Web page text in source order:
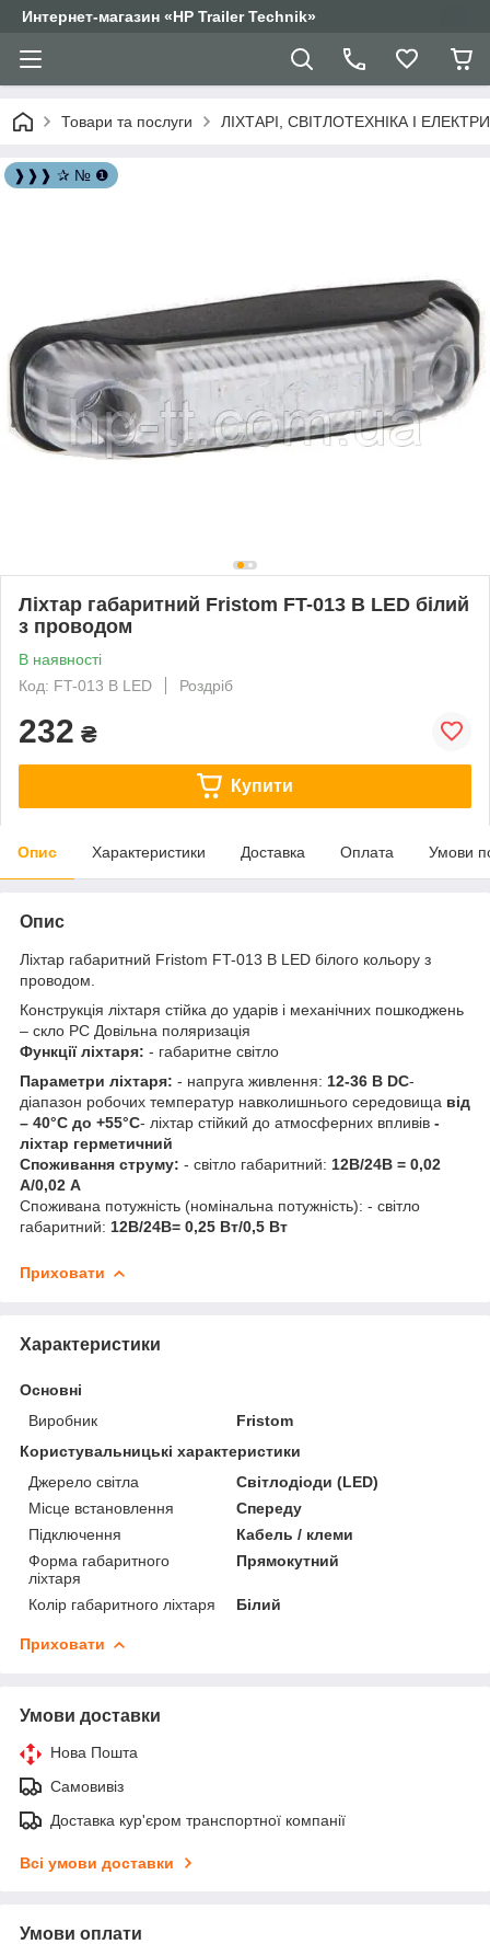
Интернет-магазин «HP Trailer Technik»
Товари та послуги ЛІХТАРІ, СВІТЛОТЕХНІКА І
❱❱❱ ✰ № ❶
Ліхтар габаритний Fristom FT-013 B LED білий
з проводом
В наявності
Код: FT-013 B LED
Роздріб
232 ₴
Купити
Опис Характеристики Доставка Оплата Умови
Опис
Ліхтар габаритний Fristom FT-013 B LED білого кольору з
проводом.
Конструкція ліхтаря стійка до ударів і механічних пошкоджень
– скло PC Довільна поляризація
Функції ліхтаря: - габаритне світло
Параметри ліхтаря: - напруга живлення: 12-36 В DC-
діапазон робочих температур навколишнього середовища від
– 40°C до +55°C- ліхтар стійкий до атмосферних впливів -
ліхтар герметичний
Споживання струму: - світло габаритний: 12В/24В = 0,02
А/0,02 А
Споживана потужність (номінальна потужність): - світло
габаритний: 12В/24В= 0,25 Вт/0,5 Вт
Приховати
Характеристики
Основні
Виробник
Fristom
Користувальницькі характеристики
Джерело світла
Світлодіоди (LED)
Місце встановлення
Спереду
Підключення
Кабель / клеми
Форма габаритного
ліхтаря
Прямокутний
Колір габаритного ліхтаря Білий
Приховати
Умови доставки
Нова Пошта
Самовивіз
Доставка кур'єром транспортної компанії
Всі умови доставки
Умови оплати